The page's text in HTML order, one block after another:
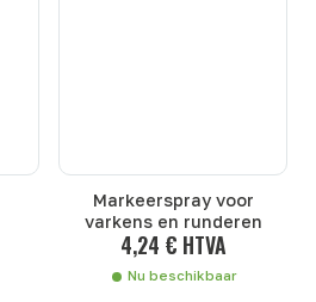
Markeerspray voor
varkens en runderen
4,24 € HTVA
Nu beschikbaar